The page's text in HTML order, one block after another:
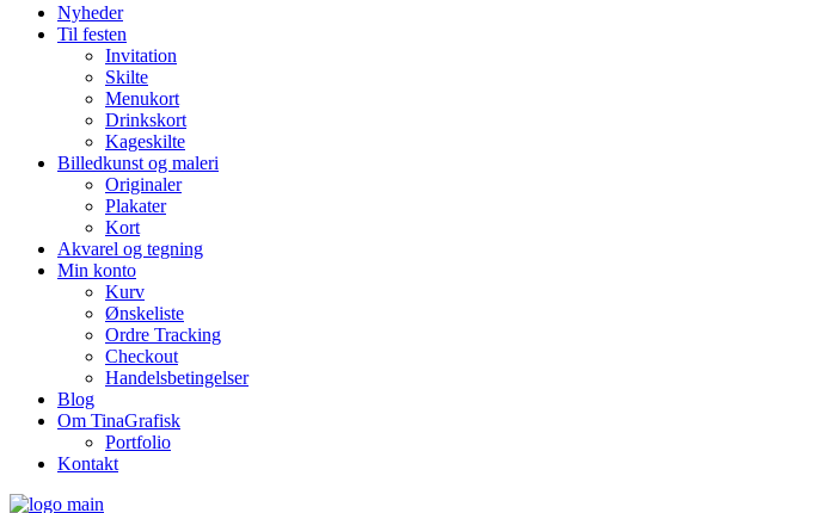
Nyheder
Til festen
Invitation
Skilte
Menukort
Drinkskort
Kageskilte
Billedkunst og maleri
Originaler
Plakater
Kort
Akvarel og tegning
Min konto
Kurv
Ønskeliste
Ordre Tracking
Checkout
Handelsbetingelser
Blog
Om TinaGrafisk
Portfolio
Kontakt